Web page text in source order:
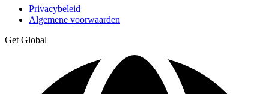
Privacybeleid
Algemene voorwaarden
Get Global